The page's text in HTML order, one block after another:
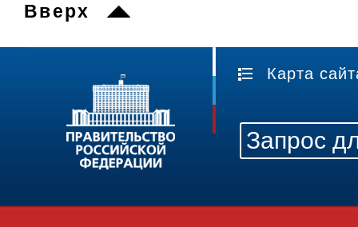
Вверх
Карта